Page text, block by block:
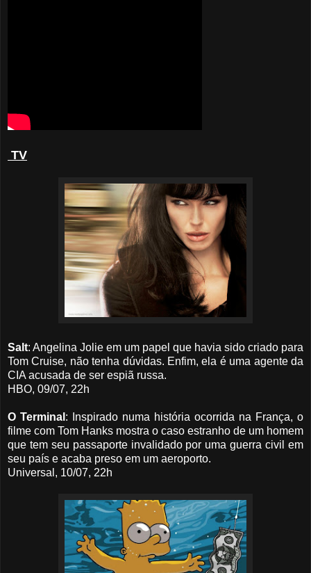
TV
Salt: Angelina Jolie em um papel que havia sido criado para
Tom Cruise, não tenha dúvidas. Enfim, ela é uma agente da
CIA acusada de ser espiã russa.
HBO, 09/07, 22h
O Terminal : Inspirado numa história ocorrida na França, o
filme com Tom Hanks mostra o caso estranho de um homem
que tem seu passaporte invalidado por uma guerra civil em
seu país e acaba preso em um aeroporto.
Universal, 10/07, 22h